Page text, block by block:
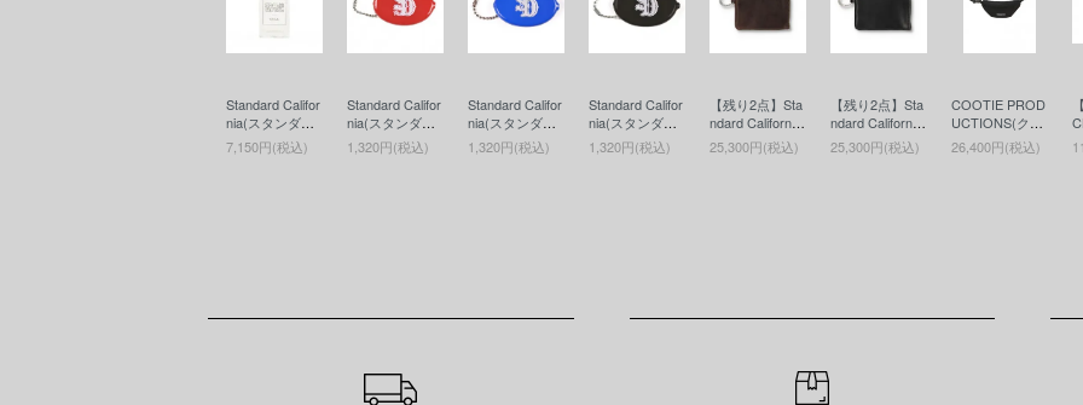
Standard Califor
nia(スタンダー
ドカリフォルニ
ア) SD Fragran
7,150円(税込)
Standard Califor
nia(スタンダー
ドカリフォルニ
ア) SD Coin Ca
1,320円(税込)
Standard Califor
nia(スタンダー
ドカリフォルニ
ア) SD Coin Ca
1,320円(税込)
Standard Califor
nia(スタンダー
ドカリフォルニ
ア) SD Coin Ca
1,320円(税込)
【残り2点】Sta
ndard California
(スタンダード
カリフォルニ
25,300円(税込)
【残り2点】Sta
ndard California
(スタンダード
カリフォルニ
25,300円(税込)
COOTIE PROD
UCTIONS(クー
ティー)Nylon O
x Waist Bag(ウ
26,400円(税込)